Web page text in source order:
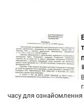
часу для ознайомлення